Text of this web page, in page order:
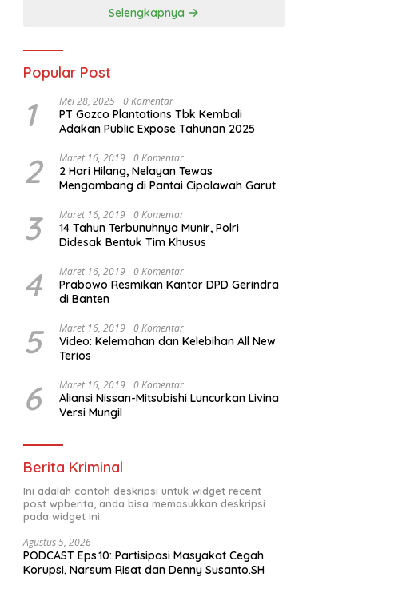
Prabowo-Gibran
Selengkapnya
Popular Post
1 Mei 28, 2025 0 Komentar
PT Gozco Plantations Tbk Kembali
Adakan Public Expose Tahunan 2025
2 Maret 16, 2019 0 Komentar
2 Hari Hilang, Nelayan Tewas
Mengambang di Pantai Cipalawah Garut
3 Maret 16, 2019 0 Komentar
14 Tahun Terbunuhnya Munir, Polri
Didesak Bentuk Tim Khusus
4 Maret 16, 2019 0 Komentar
Prabowo Resmikan Kantor DPD Gerindra
di Banten
5 Maret 16, 2019 0 Komentar
Video: Kelemahan dan Kelebihan All New
Terios
6 Maret 16, 2019 0 Komentar
Aliansi Nissan-Mitsubishi Luncurkan Livina
Versi Mungil
Berita Kriminal
Ini adalah contoh deskripsi untuk widget recent
post wpberita, anda bisa memasukkan deskripsi
pada widget ini.
Agustus 5, 2026
PODCAST Eps.10: Partisipasi Masyakat Cegah
Korupsi, Narsum Risat dan Denny Susanto.SH